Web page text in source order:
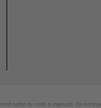
nadat de code is ingevuld. De